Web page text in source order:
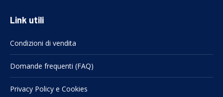
Link utili
Condizioni di vendita
Domande frequenti (FAQ)
Privacy Policy e Cookies